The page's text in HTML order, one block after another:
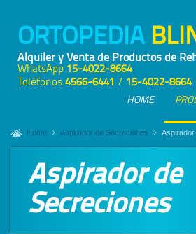
ORTOPEDIA
Alquiler y Venta de Productos de
WhatsApp 15-4022-8664
Teléfonos 4566-6441 / 15-4022-8664
HOME
Home Aspirador de Secreciones
Aspirador de
Secreciones